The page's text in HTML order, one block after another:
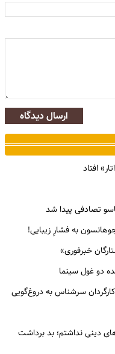
ارسال دیدگاه
تصادفی پیدا شد
به فشارِ زیبایی!
خبرفوری»
دو غول سینما
سرشناس به دروغ‌گویی
دینی نداشتم؛ بد برداشت